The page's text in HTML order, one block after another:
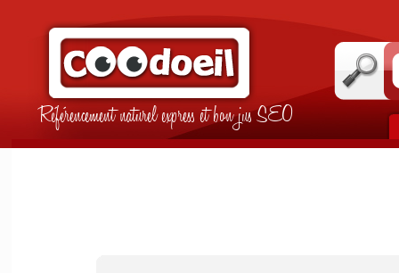
Référencement naturel express et bon jus SEO